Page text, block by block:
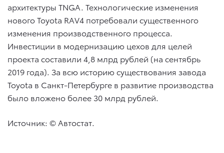
архитектуры TNGA. Технологические изменения
нового Toyota RAV4 потребовали существенного
изменения производственного процесса.
Инвестиции в модернизацию цехов для целей
проекта составили 4,8 млрд рублей (на сентябрь
2019 года). За всю историю существования завода
Toyota в Санкт-Петербурге в развитие производства
было вложено более 30 млрд рублей.
Источник: © Автостат.